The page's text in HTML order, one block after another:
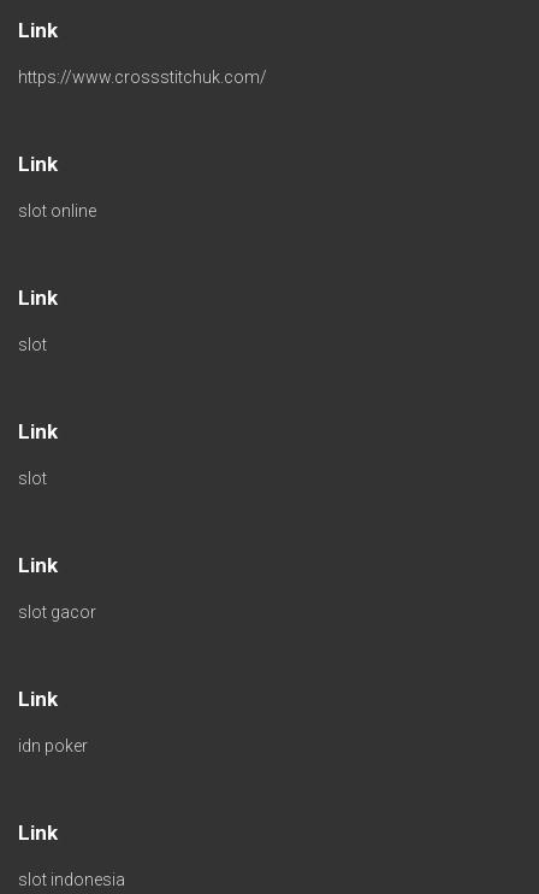
Link
https://www.crossstitchuk.com/
Link
slot online
Link
slot
Link
slot
Link
slot gacor
Link
idn poker
Link
slot indonesia